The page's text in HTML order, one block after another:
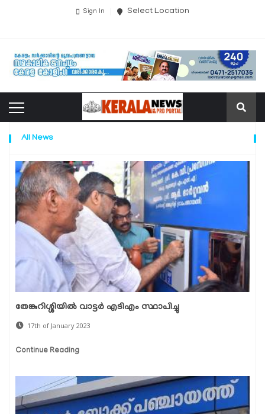
Sign In Select Location
All News
തേങ്കുറിശ്ശിയില്‍ വാട്ടർ എടിഎം സ്ഥാപിച്ചു
17th of January 2023
Continue Reading